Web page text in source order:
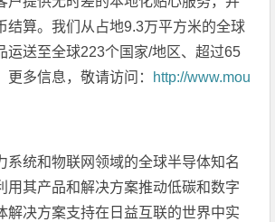
结算。我们从占地9.3万平方米的全球
运送至全球223个国家/地区、超过65
更多信息，敬请访问： http://www.mou
系统和物联网领域的全球半导体知名
用其产品和解决方案推动低碳和数字
解决方案支持在日益互联的世界中实